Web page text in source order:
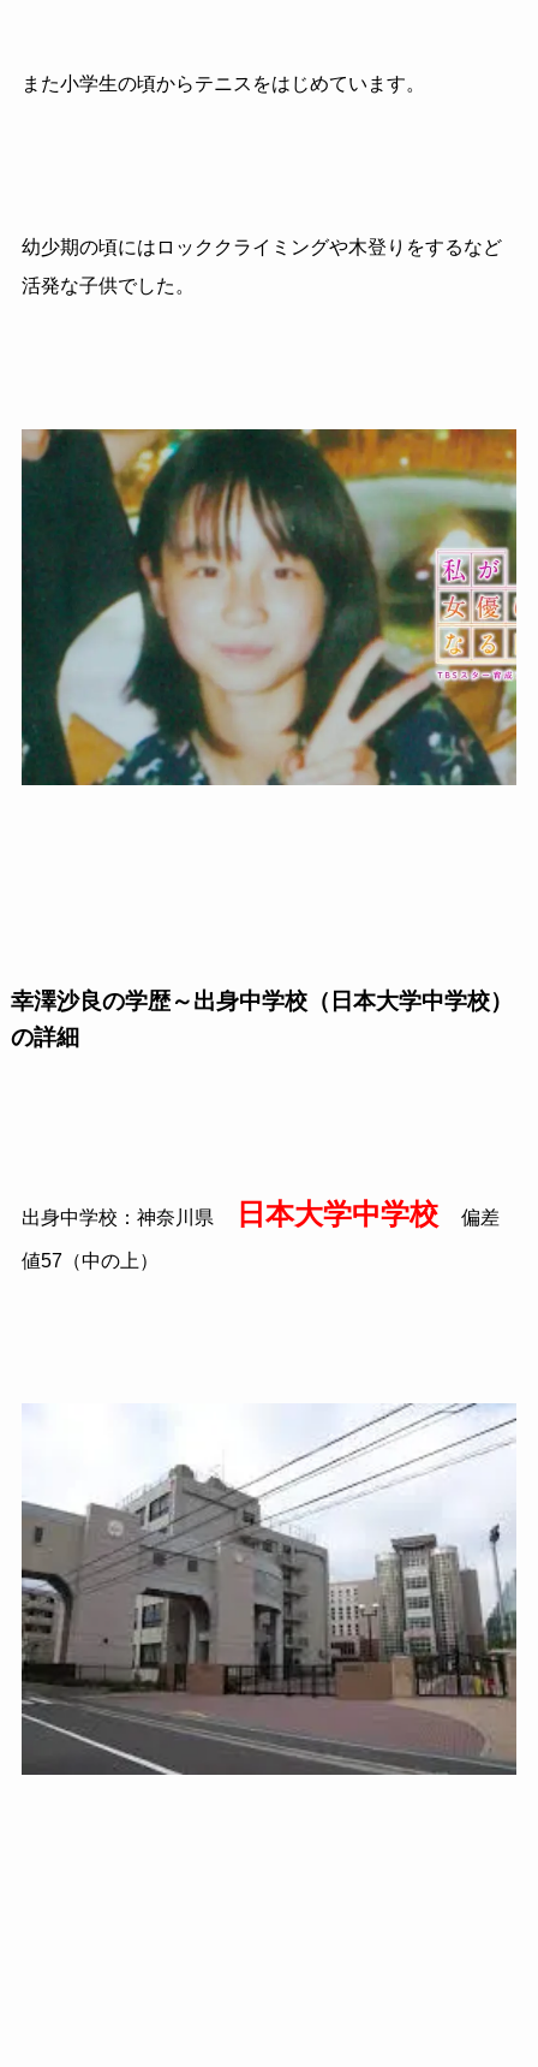
また小学生の頃からテニスをはじめています。
幼少期の頃にはロッククライミングや木登りをするなど
活発な子供でした。
幸澤沙良の学歴～出身中学校（日本大学中学校）
の詳細
出身中学校：神奈川県 日本大学中学校 偏差
値57（中の上）